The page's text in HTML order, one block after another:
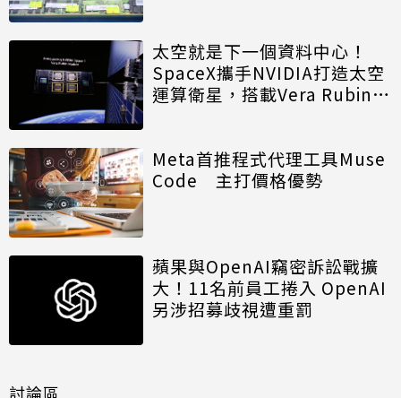
太空就是下一個資料中心！
SpaceX攜手NVIDIA打造太空
運算衛星，搭載Vera Rubin運
Meta首推程式代理工具Muse
Code 主打價格優勢
蘋果與OpenAI竊密訴訟戰擴
大！11名前員工捲入 OpenAI
另涉招募歧視遭重罰
討論區